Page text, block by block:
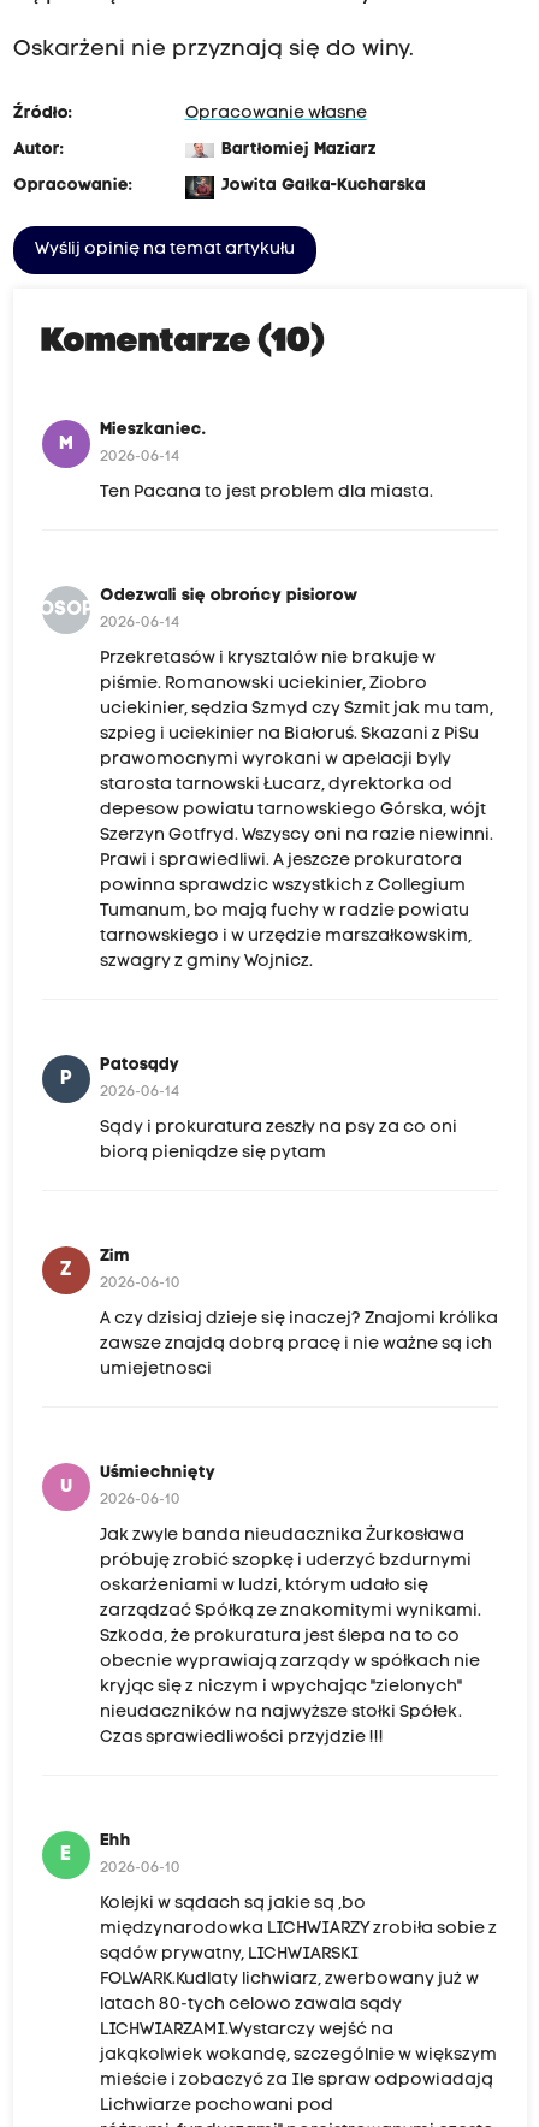
Oskarżeni nie przyznają się do winy.
Źródło:
Opracowanie własne
Autor:
Bartłomiej Maziarz
Opracowanie:
Jowita Gałka-Kucharska
Wyślij opinię na temat artykułu
Komentarze (10)
M
Mieszkaniec.
2026-06-14
Ten Pacana to jest problem dla miasta.
OSOP
Odezwali się obrońcy pisiorow
2026-06-14
Przekretasów i krysztalów nie brakuje w
piśmie. Romanowski uciekinier, Ziobro
uciekinier, sędzia Szmyd czy Szmit jak mu tam,
szpieg i uciekinier na Białoruś. Skazani z PiSu
prawomocnymi wyrokani w apelacji byly
starosta tarnowski Łucarz, dyrektorka od
depesow powiatu tarnowskiego Górska, wójt
Szerzyn Gotfryd. Wszyscy oni na razie niewinni.
Prawi i sprawiedliwi. A jeszcze prokuratora
powinna sprawdzic wszystkich z Collegium
Tumanum, bo mają fuchy w radzie powiatu
tarnowskiego i w urzędzie marszałkowskim,
szwagry z gminy Wojnicz.
P
Patosądy
2026-06-14
Sądy i prokuratura zeszły na psy za co oni
biorą pieniądze się pytam
Z
Zim
2026-06-10
A czy dzisiaj dzieje się inaczej? Znajomi królika
zawsze znajdą dobrą pracę i nie ważne są ich
umiejetnosci
U
Uśmiechnięty
2026-06-10
Jak zwyle banda nieudacznika Żurkosława
próbuję zrobić szopkę i uderzyć bzdurnymi
oskarżeniami w ludzi, którym udało się
zarządzać Spółką ze znakomitymi wynikami.
Szkoda, że prokuratura jest ślepa na to co
obecnie wyprawiają zarządy w spółkach nie
kryjąc się z niczym i wpychając "zielonych"
nieudaczników na najwyższe stołki Spółek.
Czas sprawiedliwości przyjdzie !!!
E
Ehh
2026-06-10
Kolejki w sądach są jakie są ,bo
międzynarodowka LICHWIARZY zrobiła sobie z
sądów prywatny, LICHWIARSKI
FOLWARK.Kudlaty lichwiarz, zwerbowany już w
latach 80-tych celowo zawala sądy
LICHWIARZAMI.Wystarczy wejść na
jakąkolwiek wokandę, szczególnie w większym
mieście i zobaczyć za Ile spraw odpowiadają
Lichwiarze pochowani pod